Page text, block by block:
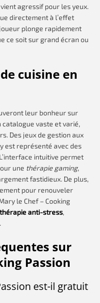
agressif pour les yeux.
directement à l’effet
plonge rapidement
ce soit sur grand écran ou
cuisine en
leur bonheur sur
vaste et varié,
Des jeux de gestion aux
est représenté avec des
intuitive permet
une thérapie gaming,
fastidieux. De plus,
pour renouveler
le Chef – Cooking
thérapie anti-stress,
sur
Passion
est-il gratuit